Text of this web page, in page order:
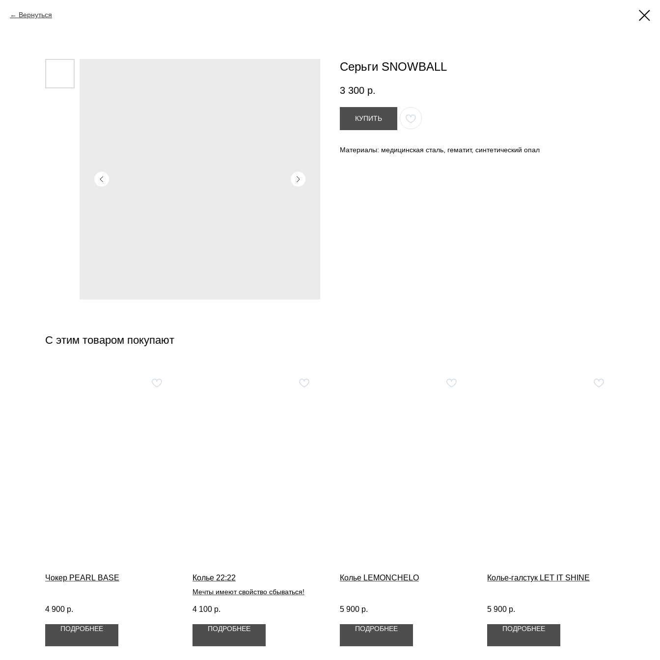
Вернуться
Серьги SNOWBALL
3 300 р.
КУПИТЬ
Материалы: медицинская сталь, гематит, синтетический опал
С этим товаром покупают
Чокер PEARL BASE
4 900 р.
ПОДРОБНЕЕ
Колье 22:22
Мечты имеют свойство сбываться!
4 100 р.
ПОДРОБНЕЕ
Колье LEMONCHELO
5 900 р.
ПОДРОБНЕЕ
Колье-галстук LET IT SHINE
5 900 р.
ПОДРОБНЕЕ